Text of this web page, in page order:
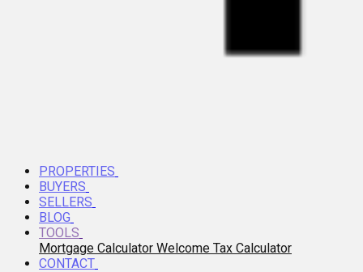
PROPERTIES
BUYERS
SELLERS
BLOG
TOOLS
Mortgage Calculator Welcome Tax Calculator
CONTACT